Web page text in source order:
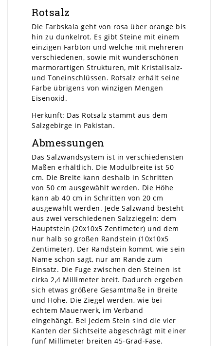
Rotsalz
Die Farbskala geht von rosa über orange bis
hin zu dunkelrot. Es gibt Steine mit einem
einzigen Farbton und welche mit mehreren
verschiedenen, sowie mit wunderschönen
marmorartigen Strukturen, mit Kristallsalz-
und Toneinschlüssen. Rotsalz erhält seine
Farbe übrigens von winzigen Mengen
Eisenoxid.
Herkunft: Das Rotsalz stammt aus dem
Salzgebirge in Pakistan.
Abmessungen
Das Salzwandsystem ist in verschiedensten
Maßen erhältlich. Die Modulbreite ist 50
cm. Die Breite kann deshalb in Schritten
von 50 cm ausgewählt werden. Die Höhe
kann ab 40 cm in Schritten von 20 cm
ausgewählt werden. Jede Salzwand besteht
aus zwei verschiedenen Salzziegeln: dem
Hauptstein (20x10x5 Zentimeter) und dem
nur halb so großen Randstein (10x10x5
Zentimeter). Der Randstein kommt, wie sein
Name schon sagt, nur am Rande zum
Einsatz. Die Fuge zwischen den Steinen ist
cirka 2,4 Millimeter breit. Dadurch ergeben
sich etwas größere Gesamtmaße in Breite
und Höhe. Die Ziegel werden, wie bei
echtem Mauerwerk, im Verband
eingehängt. Bei jedem Stein sind die vier
Kanten der Sichtseite abgeschrägt mit einer
fünf Millimeter breiten 45-Grad-Fase.